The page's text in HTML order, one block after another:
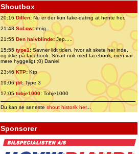
Shoutbox
20:16 Dillen: Nu er der kun fake-dating at hente her.
21:48 SoLow:enig..
21:55 Den halvblinde:Jep.....
15:55 type1:Savner lidt tiden, hvor alt skete her inde,
og ikke på facebook. Smart nok med facebook, men var
mere hyggeligt ;0) Daniel
23:46 KTP:Ktp
19:06jbl:Type 3
17:05tobje1000: Tobje1000
Du kan se senesteshout historik her...
Sponsorer